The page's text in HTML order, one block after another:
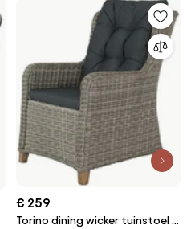
€ 259
Torino dining wicker tuinstoel -